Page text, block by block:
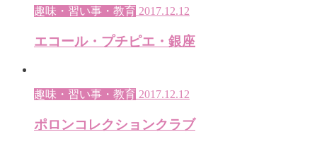
趣味・習い事・教育 2017.12.12
エコール・プチピエ・銀座
趣味・習い事・教育 2017.12.12
ポロンコレクションクラブ